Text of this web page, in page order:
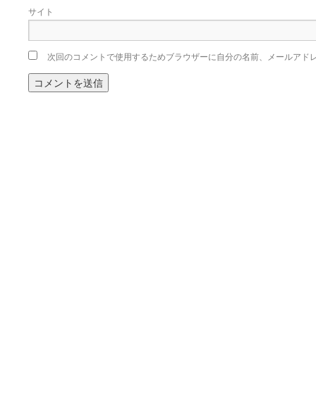
サイト
次回のコメントで使用するためブラウザーに自分の名前、メールアド